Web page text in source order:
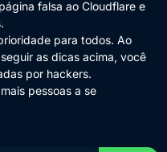
falsa ao Cloudflare e
para todos. Ao
as dicas acima, você
por hackers.
pessoas a se